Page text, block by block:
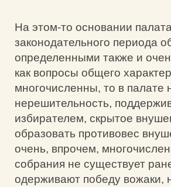
На этом-то основании
законодательного периода
определенными также и
как вопросы общего
многочисленны, то в палате
нерешительность,
избирателем, скрытое
образовать противовес
очень, впрочем,
собрания не существует
одерживают победу вожаки,